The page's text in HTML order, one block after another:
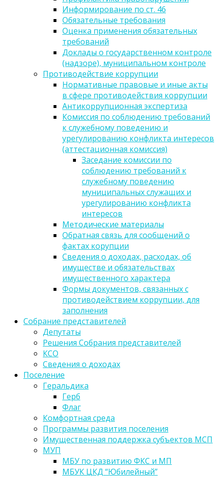
Информирование по ст. 46
Обязательные требования
Оценка применения обязательных
требований
Доклады о государственном контроле
(надзоре), муниципальном контроле
Противодействие коррупции
Нормативные правовые и иные акты
в сфере противодействия коррупции
Антикоррупционная экспертиза
Комиссия по соблюдению требований
к служебному поведению и
урегулированию конфликта интересов
(аттестационная комиссия)
Заседание комиссии по
соблюдению требований к
служебному поведению
муниципальных служащих и
урегулированию конфликта
интересов
Методические материалы
Обратная связь для сообщений о
фактах корупции
Сведения о доходах, расходах, об
имуществе и обязательствах
имущественного характера
Формы документов, связанных с
противодействием коррупции, для
заполнения
Собрание представителей
Депутаты
Решения Собрания представителей
КСО
Сведения о доходах
Поселение
Геральдика
Герб
Флаг
Комфортная среда
Программы развития поселения
Имущественная поддержка субъектов МСП
МУП
МБУ по развитию ФКС и МП
МБУК ЦКД “Юбилейный”